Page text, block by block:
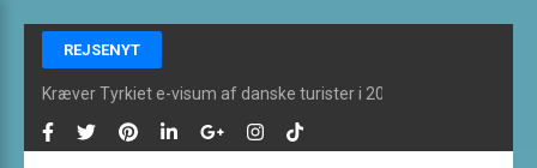
Skip
content
(Press
Enter)
REJSENYT
Kræver Tyrkiet e-visum af danske turister i 2025?